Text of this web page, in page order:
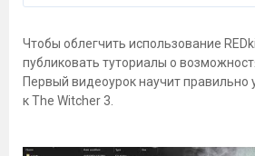
Чтобы облегчить использование
публиковать туториалы о
Первый видеоурок научит правильно
к The Witcher 3.